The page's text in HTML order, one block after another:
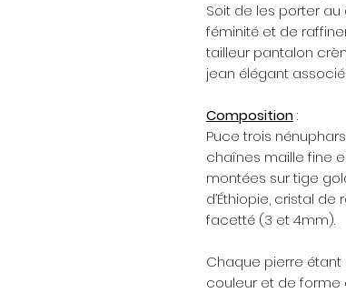
Soit de les porter
féminité et de
tailleur pantalon
jean élégant
Composition:
Puce trois
chaînes maille fine
montées sur tige
d’Éthiopie, cristal
facetté (3 et 4mm).
Chaque pierre étant
couleur et de forme